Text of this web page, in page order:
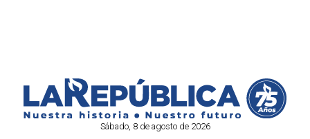
Sábado, 8 de agosto de 2026